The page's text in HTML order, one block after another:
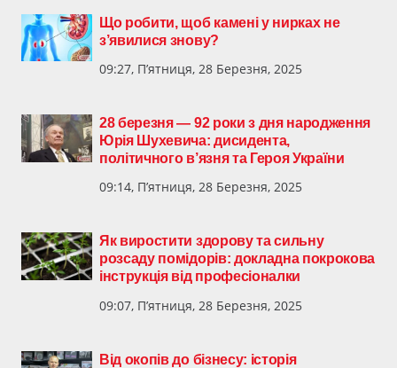
Що робити, щоб камені у нирках не
з’явилися знову?
09:27, П’ятниця, 28 Березня, 2025
28 березня — 92 роки з дня народження
Юрія Шухевича: дисидента,
політичного в’язня та Героя України
09:14, П’ятниця, 28 Березня, 2025
Як виростити здорову та сильну
розсаду помідорів: докладна покрокова
інструкція від професіоналки
09:07, П’ятниця, 28 Березня, 2025
Від окопів до бізнесу: історія